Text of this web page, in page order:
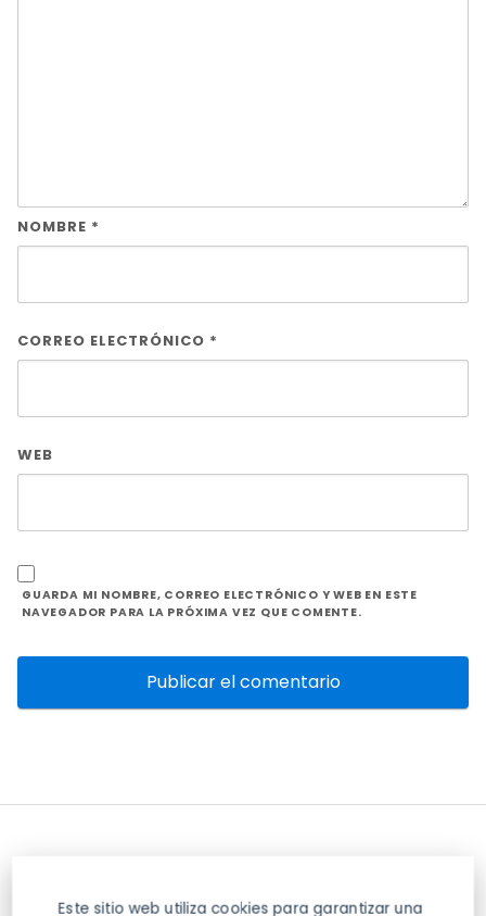
NOMBRE *
CORREO ELECTRÓNICO *
WEB
GUARDA MI NOMBRE, CORREO ELECTRÓNICO Y WEB EN ESTE
NAVEGADOR PARA LA PRÓXIMA VEZ QUE COMENTE.
Este sitio web utiliza cookies para garantizar una